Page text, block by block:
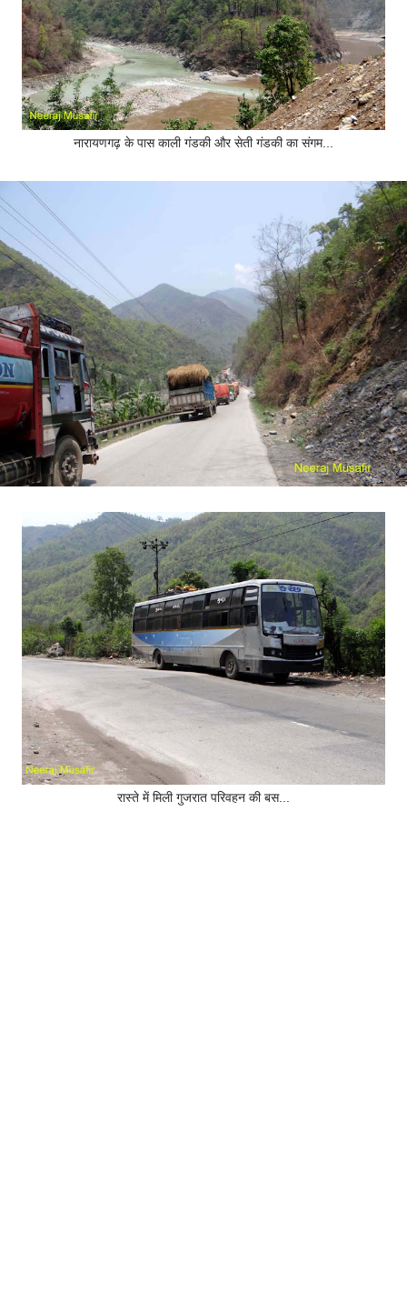
नारायणगढ़ के पास काली गंडकी और सेती गंडकी का संगम...
रास्ते में मिली गुजरात परिवहन की बस...